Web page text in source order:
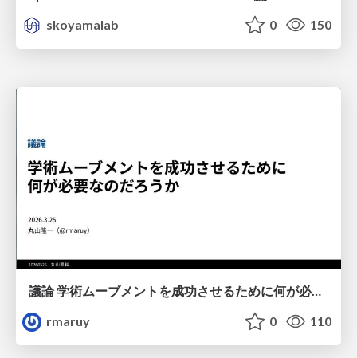
skoyamalab
0 150
議論 学術ムーブメントを成功させるために何が必要なのだろうか
rmaruy
0 110